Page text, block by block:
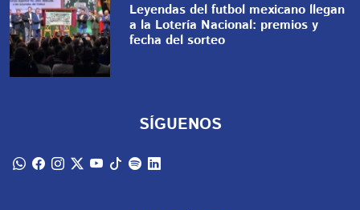
Leyendas del futbol mexicano llegan
a la Lotería Nacional: premios y
fecha del sorteo
SÍGUENOS